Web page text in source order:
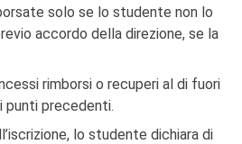
solo se lo studente non lo
accordo della direzione, se la
rimborsi o recuperi al di fuori
punti precedenti.
lo studente dichiara di